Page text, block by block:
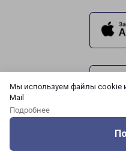
Мы используем файлы cookie
Mail
Подробнее